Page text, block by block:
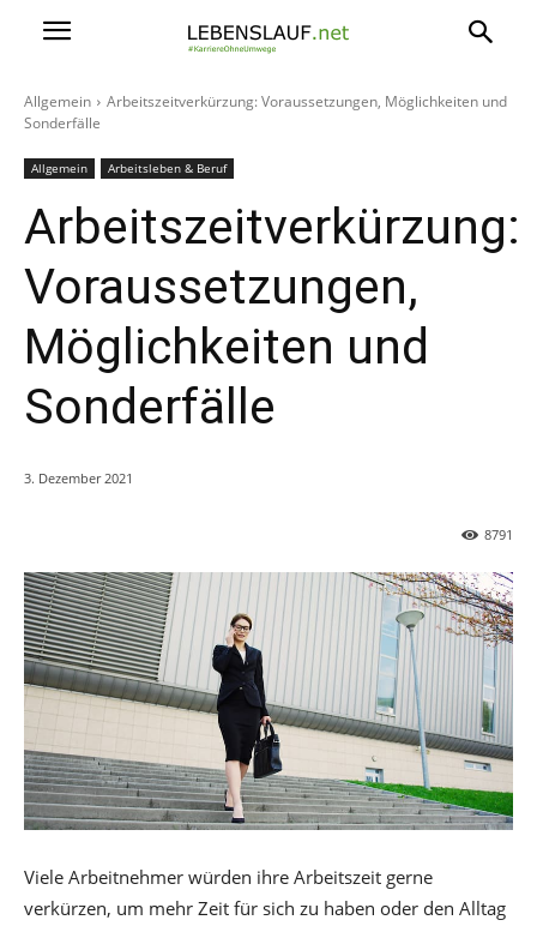
Allgemein
Arbeitszeitverkürzung: Voraussetzungen, Möglichkeiten und
Sonderfälle
Allgemein Arbeitsleben & Beruf
Arbeitszeitverkürzung:
Voraussetzungen,
Möglichkeiten und
Sonderfälle
3. Dezember 2021
8791
Viele Arbeitnehmer würden ihre Arbeitszeit gerne
verkürzen, um mehr Zeit für sich zu haben oder den Alltag